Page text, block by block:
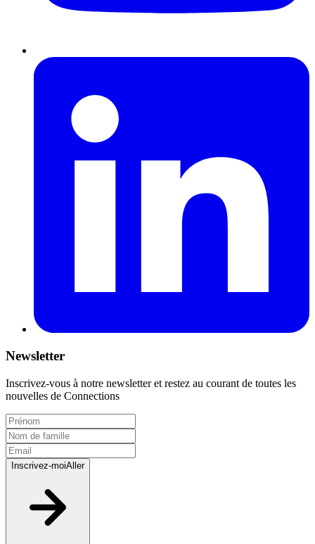
Newsletter
Inscrivez-vous à notre newsletter et restez au courant de toutes les
nouvelles de Connections
Inscrivez-moiAller